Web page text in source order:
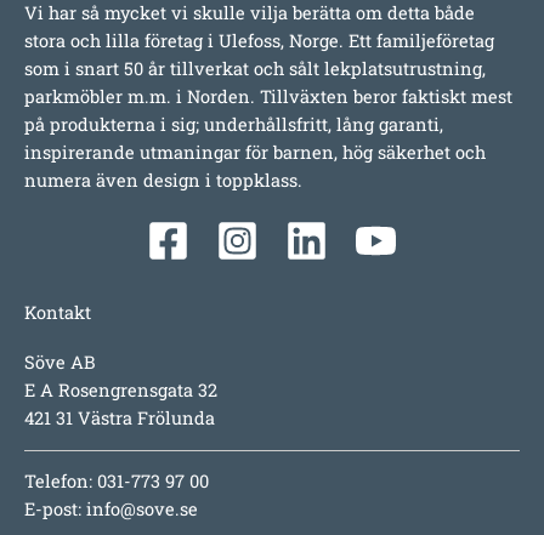
Vi har så mycket vi skulle vilja berätta om detta både
stora och lilla företag i Ulefoss, Norge. Ett familjeföretag
som i snart 50 år tillverkat och sålt lekplatsutrustning,
parkmöbler m.m. i Norden. Tillväxten beror faktiskt mest
på produkterna i sig; underhållsfritt, lång garanti,
inspirerande utmaningar för barnen, hög säkerhet och
numera även design i toppklass.
Kontakt
Söve AB
E A Rosengrensgata 32
421 31 Västra Frölunda
Telefon: 031-773 97 00
E-post: info@sove.se